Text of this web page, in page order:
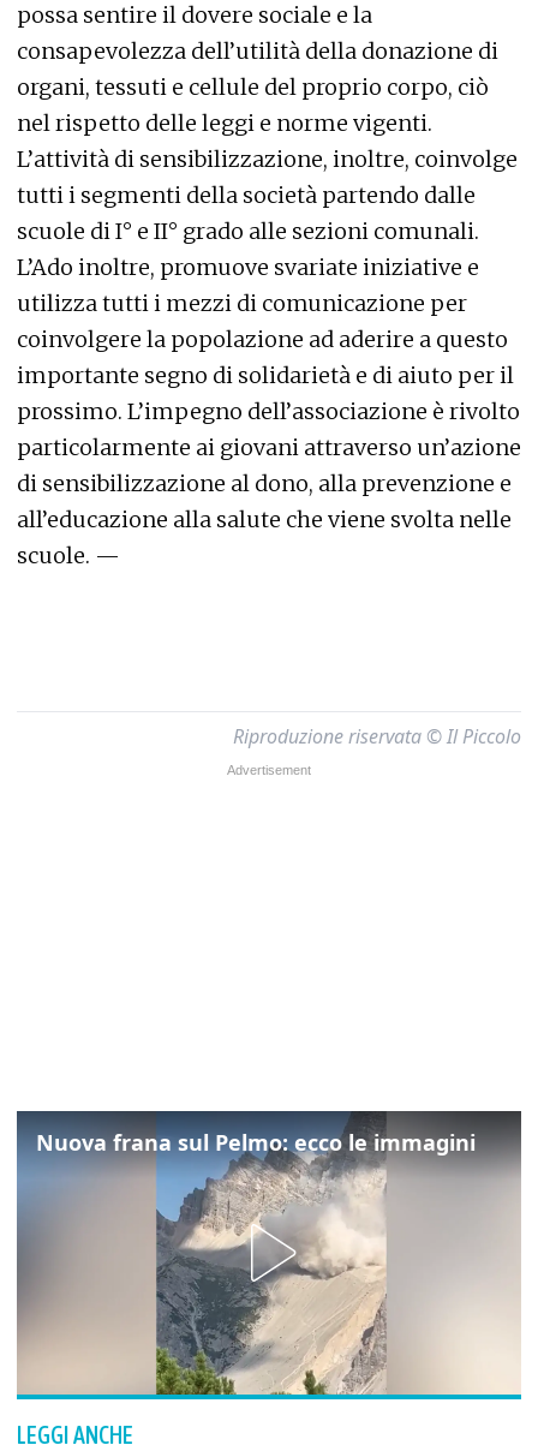
possa sentire il dovere sociale e la
consapevolezza dell’utilità della donazione di
organi, tessuti e cellule del proprio corpo, ciò
nel rispetto delle leggi e norme vigenti.
L’attività di sensibilizzazione, inoltre, coinvolge
tutti i segmenti della società partendo dalle
scuole di I° e II° grado alle sezioni comunali.
L’Ado inoltre, promuove svariate iniziative e
utilizza tutti i mezzi di comunicazione per
coinvolgere la popolazione ad aderire a questo
importante segno di solidarietà e di aiuto per il
prossimo. L’impegno dell’associazione è rivolto
particolarmente ai giovani attraverso un’azione
di sensibilizzazione al dono, alla prevenzione e
all’educazione alla salute che viene svolta nelle
scuole. —
Riproduzione riservata © Il Piccolo
Nuova frana sul Pelmo: ecco le immagini
LEGGI ANCHE